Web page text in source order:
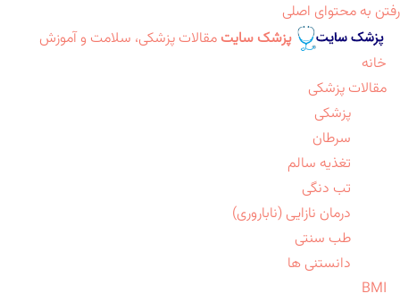
رفتن به محتوای اصلی
پزشک سایت مقالات پزشکی، سلامت و آموزش
خانه
مقالات پزشکی
پزشکی
سرطان
تغذیه سالم
تب دنگی
درمان نازایی (ناباروری)
طب سنتی
دانستنی ها
BMI